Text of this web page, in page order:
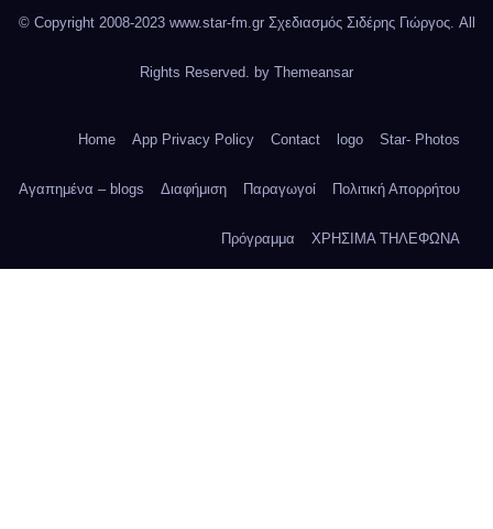
© Copyright 2008-2023 www.star-fm.gr Σχεδιασμός Σιδέρης Γιώργος. All
Rights Reserved. by Themeansar
Home App Privacy Policy Contact logo Star- Photos
Αγαπημένα – blogs Διαφήμιση Παραγωγοί Πολιτική Απορρήτου
Πρόγραμμα ΧΡΗΣΙΜΑ ΤΗΛΕΦΩΝΑ